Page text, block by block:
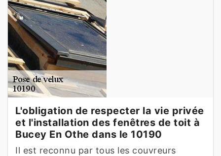
L'obligation de respecter la vie privée
et l'installation des fenêtres de toit à
Bucey En Othe dans le 10190
Il est reconnu par tous les couvreurs